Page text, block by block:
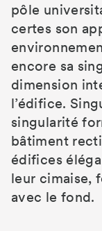
pôle
certes son
encore sa
dimension
l’édifice.
singularité
bâtiment
édifices
leur cimaise,
avec le fond.